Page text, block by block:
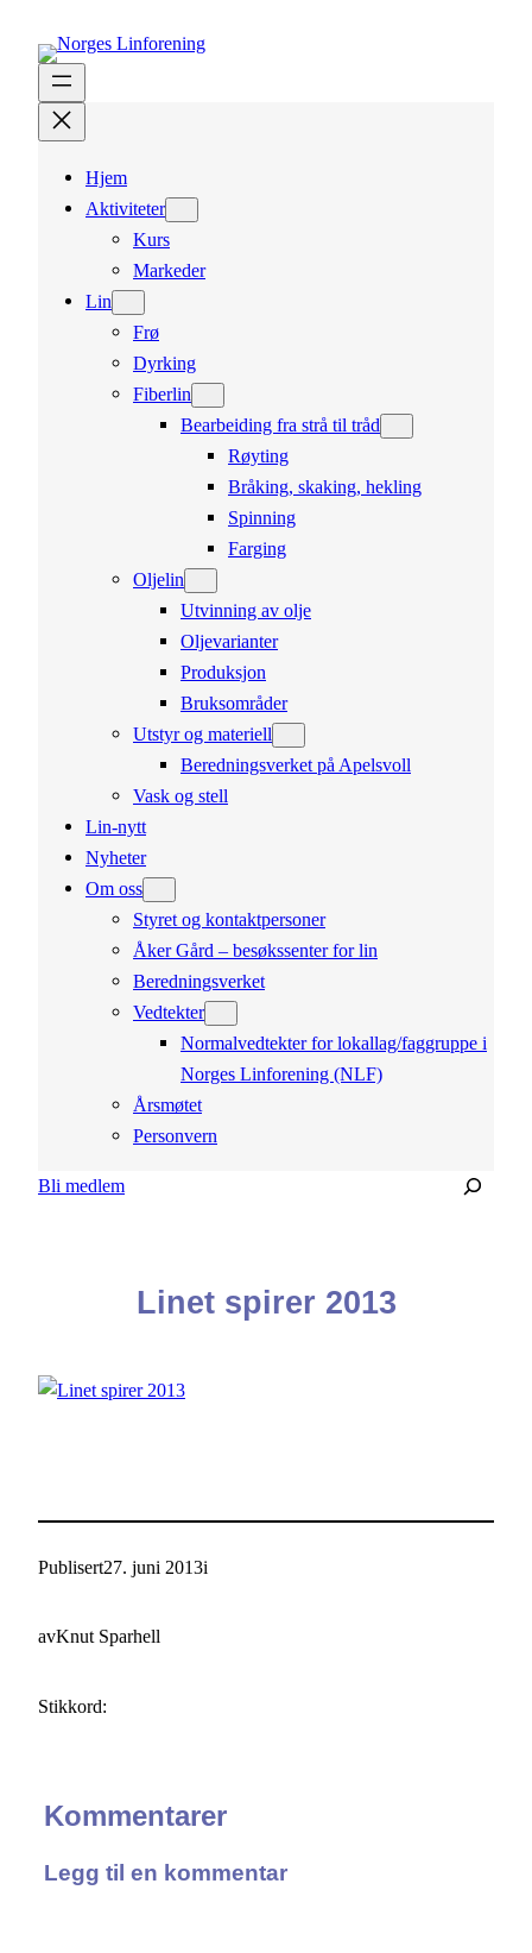
innhold
Hjem
Aktiviteter
Kurs
Markeder
Lin
Frø
Dyrking
Fiberlin
Bearbeiding fra strå til tråd
Røyting
Bråking, skaking, hekling
Spinning
Farging
Oljelin
Utvinning av olje
Oljevarianter
Produksjon
Bruksområder
Utstyr og materiell
Beredningsverket på Apelsvoll
Vask og stell
Lin-nytt
Nyheter
Om oss
Styret og kontaktpersoner
Åker Gård – besøkssenter for lin
Beredningsverket
Vedtekter
Normalvedtekter for lokallag/faggruppe i
Norges Linforening (NLF)
Årsmøtet
Personvern
Bli medlem Søk
Linet spirer 2013
Publisert27. juni 2013i
avKnut Sparhell
Stikkord:
Kommentarer
Legg til en kommentar